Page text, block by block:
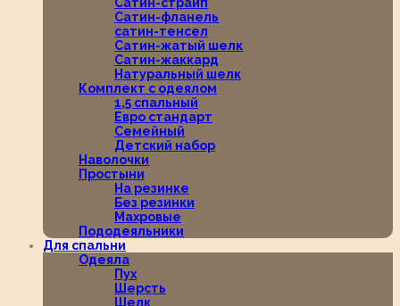
Сатин-фланель
сатин-тенсел
Сатин-жатый шелк
Сатин-жаккард
Натуральный шелк
Комплект с одеялом
1,5 спальный
Евро стандарт
Семейный
Детский набор
Наволочки
Простыни
На резинке
Без резинки
Махровые
Пододеяльники
Для спальни
Одеяла
Пух
Шерсть
Шелк